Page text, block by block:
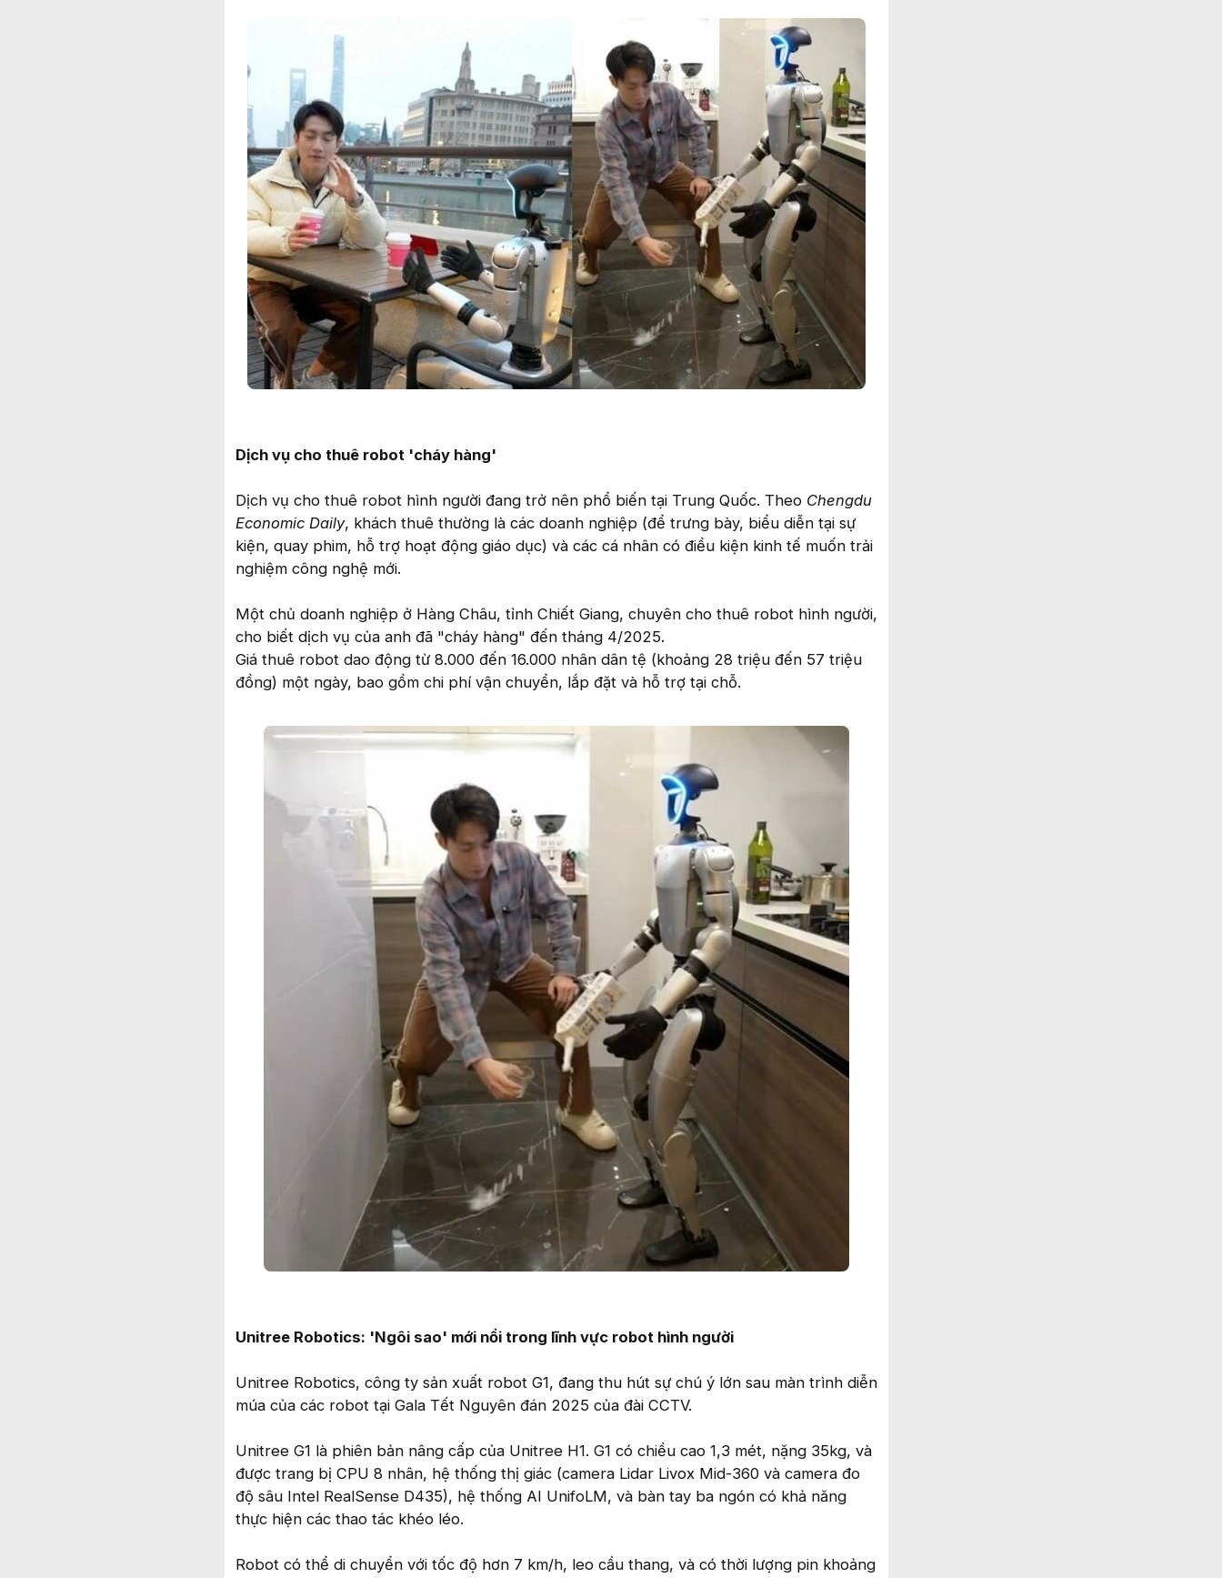
Dịch vụ cho thuê robot 'cháy hàng'
Dịch vụ cho thuê robot hình người đang trở nên phổ biến tại Trung Quốc. Theo Chengdu
Economic Daily, khách thuê thường là các doanh nghiệp (để trưng bày, biểu diễn tại sự
kiện, quay phim, hỗ trợ hoạt động giáo dục) và các cá nhân có điều kiện kinh tế muốn trải
nghiệm công nghệ mới.
Một chủ doanh nghiệp ở Hàng Châu, tỉnh Chiết Giang, chuyên cho thuê robot hình người,
cho biết dịch vụ của anh đã "cháy hàng" đến tháng 4/2025.
Giá thuê robot dao động từ 8.000 đến 16.000 nhân dân tệ (khoảng 28 triệu đến 57 triệu
đồng) một ngày, bao gồm chi phí vận chuyển, lắp đặt và hỗ trợ tại chỗ.
Unitree Robotics: 'Ngôi sao' mới nổi trong lĩnh vực robot hình người
Unitree Robotics, công ty sản xuất robot G1, đang thu hút sự chú ý lớn sau màn trình diễn
múa của các robot tại Gala Tết Nguyên đán 2025 của đài CCTV.
Unitree G1 là phiên bản nâng cấp của Unitree H1. G1 có chiều cao 1,3 mét, nặng 35kg, và
được trang bị CPU 8 nhân, hệ thống thị giác (camera Lidar Livox Mid-360 và camera đo
độ sâu Intel RealSense D435), hệ thống AI UnifoLM, và bàn tay ba ngón có khả năng
thực hiện các thao tác khéo léo.
Robot có thể di chuyển với tốc độ hơn 7 km/h, leo cầu thang, và có thời lượng pin khoảng